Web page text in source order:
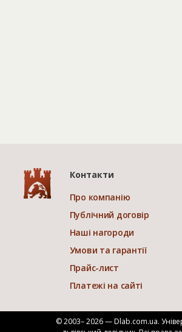
Контакти
Про компанію
Публічний договір
Наші нагороди
Умови та гарантії
Прайс-лист
Платежі на сайті
© 2003– 2026 — Dlab.com.ua.